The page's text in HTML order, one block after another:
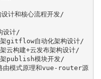
计和核心流程开发/
设计/
gitflow自动化架构设计/
构建+云发布架构设计/
publish模块开发/
由模式原理和vue-router源